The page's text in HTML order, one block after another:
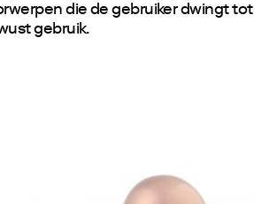
die de gebruiker dwingt tot
gebruik.